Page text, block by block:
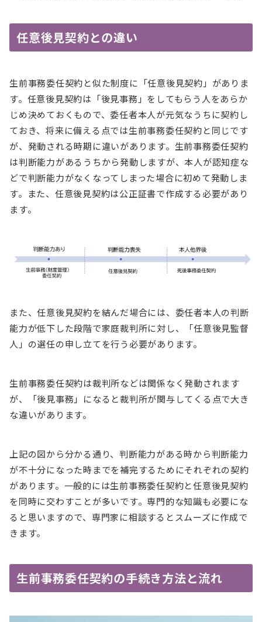
任意後見契約との違い
生前事務委任契約と似た制度に「任意後見契約」がありま
す。任意後見契約は「後見事務」をしてもらう人をあらか
じめ決めておくもので、委任者本人が元気なうちに契約し
ておき、将来に備える点では生前事務委任契約と同じです
が、発動される時期に違いがあります。生前事務委任契約
は判断能力があるうちから発動しますが、本人が認知症な
どで判断能力がなくなってしまった場合に初めて発動しま
す。また、任意後見契約は公正証書で作成する必要があり
ます。
また、任意後見契約を結んだ場合には、委任者本人の判断
能力が低下した段階で家庭裁判所に対し、「任意後見監督
人」の選任の申し立てを行う必要があります。
生前事務委任契約は裁判所などは関係なく発動されます
が、「後見事務」になると裁判所が関与してくる点で大き
な違いがあります。
上記の図から分かる通り、判断能力がある時から判断能力
が不十分になった時までを補完するためにそれぞれの契約
があります。一般的には生前事務委任契約と任意後見契約
を同時に交わすことが多いです。専門的な知識も必要にな
ると思いますので、専門家に相談するとスムーズに作成で
きます。
生前事務委任契約の手続き方法と流れ